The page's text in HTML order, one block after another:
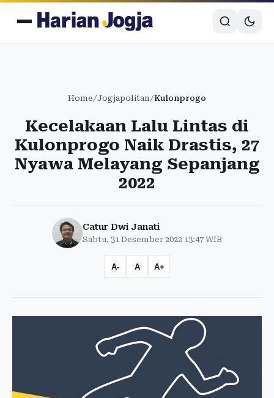
Home/Jogjapolitan/Kulonprogo
Kecelakaan Lalu Lintas di
Kulonprogo Naik Drastis, 27
Nyawa Melayang Sepanjang
2022
Catur Dwi Janati
Sabtu, 31 Desember 2022 13:47 WIB
A- A A+